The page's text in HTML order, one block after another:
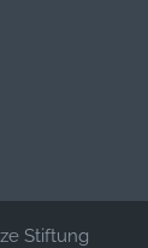
Stiftung